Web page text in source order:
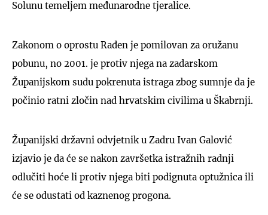
Solunu temeljem međunarodne tjeralice.
Zakonom o oprostu Rađen je pomilovan za oružanu
pobunu, no 2001. je protiv njega na zadarskom
Županijskom sudu pokrenuta istraga zbog sumnje da je
počinio ratni zločin nad hrvatskim civilima u Škabrnji.
Županijski državni odvjetnik u Zadru Ivan Galović
izjavio je da će se nakon završetka istražnih radnji
odlučiti hoće li protiv njega biti podignuta optužnica ili
će se odustati od kaznenog progona.